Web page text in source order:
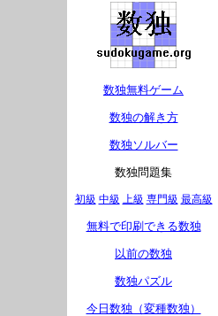
数独無料ゲーム
数独の解き方
数独ソルバー
数独問題集
初級 中級 上級 専門級 最高級
無料で印刷できる数独
以前の数独
数独パズル
今日数独（変種数独）